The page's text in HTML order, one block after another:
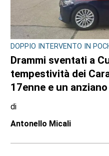
DOPPIO INTERVENTO IN
Drammi sventati a
tempestività dei
17enne e un anziano
di
Antonello Micali